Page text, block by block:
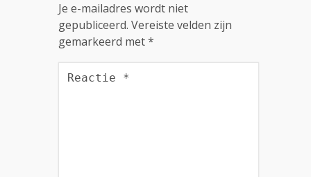
Je e-mailadres wordt niet
gepubliceerd. Vereiste velden zijn
gemarkeerd met*